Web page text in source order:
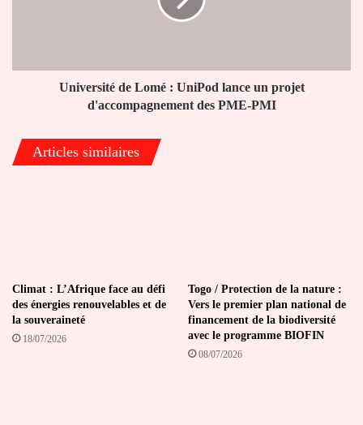
d'accompagnement
Université de Lomé : UniPod lance un projet
d'accompagnement des PME-PMI
Articles similaires
Climat : L’Afrique face au défi
des énergies renouvelables et de
la souveraineté
18/07/2026
Togo / Protection de la nature :
Vers le premier plan national de
financement de la biodiversité
avec le programme BIOFIN
08/07/2026